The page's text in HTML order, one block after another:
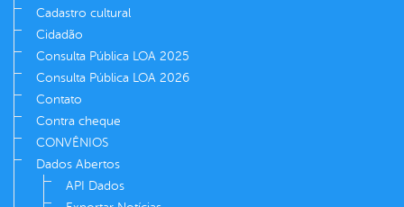
Cadastro cultural
Cidadão
Consulta Pública LOA 2025
Consulta Pública LOA 2026
Contato
Contra cheque
CONVÊNIOS
Dados Abertos
API Dados